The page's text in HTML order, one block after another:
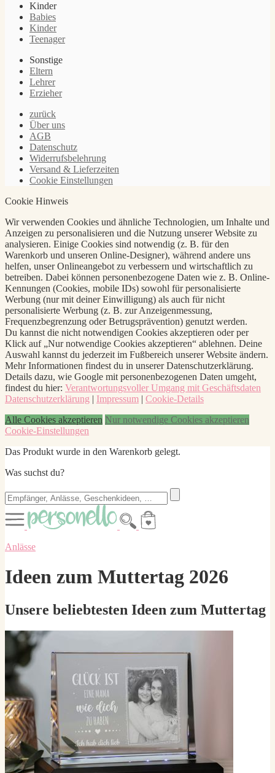
Kinder
Babies
Kinder
Teenager
Sonstige
Eltern
Lehrer
Erzieher
zurück
Über uns
AGB
Datenschutz
Widerrufsbelehrung
Versand & Lieferzeiten
Cookie Einstellungen
Cookie Hinweis
Wir verwenden Cookies und ähnliche Technologien, um Inhalte und
Anzeigen zu personalisieren und die Nutzung unserer Website zu
analysieren. Einige Cookies sind notwendig (z. B. für den
Warenkorb und unseren Online-Designer), während andere uns
helfen, unser Onlineangebot zu verbessern und wirtschaftlich zu
betreiben. Dabei können personenbezogene Daten wie z. B. Online-
Kennungen (Cookies, mobile IDs) sowohl für personalisierte
Werbung (nur mit deiner Einwilligung) als auch für nicht
personalisierte Werbung (z. B. zur Anzeigenmessung,
Frequenzbegrenzung oder Betrugsprävention) genutzt werden.
Du kannst die nicht notwendigen Cookies akzeptieren oder per
Klick auf „Nur notwendige Cookies akzeptieren“ ablehnen. Deine
Auswahl kannst du jederzeit im Fußbereich unserer Website ändern.
Mehr Informationen findest du in unserer Datenschutzerklärung.
Details dazu, wie Google mit personenbezogenen Daten umgeht,
findest du hier: Verantwortungsvoller Umgang mit Geschäftsdaten
Datenschutzerklärung | Impressum | Cookie-Details
Alle Cookies akzeptieren Nur notwendige Cookies akzeptieren
Cookie-Einstellungen
Das Produkt wurde in den Warenkorb gelegt.
Was suchst du?
Anlässe
Ideen zum Muttertag 2026
Unsere beliebtesten Ideen zum Muttertag